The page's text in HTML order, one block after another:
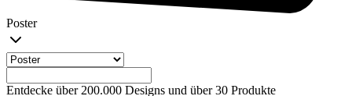
Poster
Entdecke über 200.000 Designs und über 30 Produkte